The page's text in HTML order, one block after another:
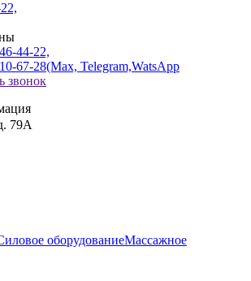
44-22,
67-28(Max, Telegram,WatsApp
звонок
79А
оборудованиеМассажное